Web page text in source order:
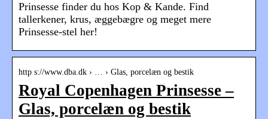
Prinsesse finder du hos Kop & Kande. Find
tallerkener, krus, æggebægre og meget mere
Prinsesse-stel her!
http s://www.dba.dk › … › Glas, porcelæn og bestik
Royal Copenhagen Prinsesse –
Glas, porcelæn og bestik